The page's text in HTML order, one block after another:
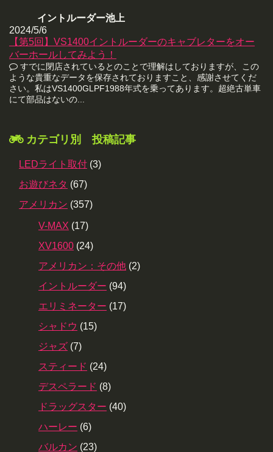
イントルーダー池上
2024/5/6
【第5回】VS1400イントルーダーのキャブレターをオー
バーホールしてみよう！
すでに閉店されているとのことで理解はしておりますが、この
ような貴重なデータを保存されておりますこと、感謝させてくだ
さい。私はVS1400GLPF1988年式を乗ってあります。超絶古単車
にて部品はないの...
カテゴリ別 投稿記事
LEDライト取付 (3)
お遊びネタ (67)
アメリカン (357)
V-MAX (17)
XV1600 (24)
アメリカン：その他 (2)
イントルーダー (94)
エリミネーター (17)
シャドウ (15)
ジャズ (7)
スティード (24)
デスペラード (8)
ドラッグスター (40)
ハーレー (6)
バルカン (23)